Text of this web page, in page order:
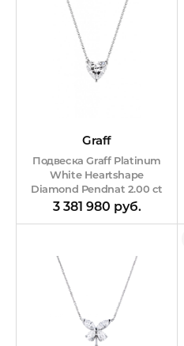
Graff
Подвеска Graff Platinum
White Heartshape
Diamond Pendnat 2.00 сt
F/VS1
3 381 980 руб.